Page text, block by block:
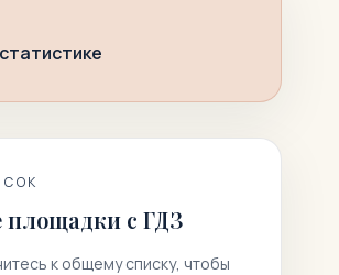
площадки с ГДЗ
к общему списку, чтобы